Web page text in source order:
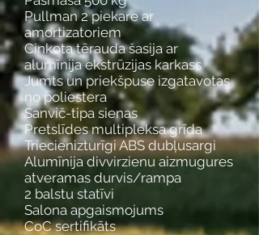
Pullman 2 piekare ar
amortizatoriem
Cinkota tērauda šasija ar
alumīnija ekstrūzijas karkass
Jumts un priekšpuse izgatavotas
no poliestera
Sanvič-tipa sienas
Pretslīdes multipleksa grīda
Triecienizturīgi ABS dubļusargi
Alumīnija divvirzienu aizmugures
atveramas durvis/rampa
2 balstu statīvi
Salona apgaismojums
CoC sertifikāts